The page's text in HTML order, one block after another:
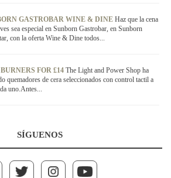
GASTROBAR WINE & DINE Haz que la cena
sea especial en Sunborn Gastrobar, en Sunborn
con la oferta Wine & Dine todos...
FOR £14 The Light and Power Shop ha
quemadores de cera seleccionados con control tactil a
uno.Antes...
SÍGUENOS